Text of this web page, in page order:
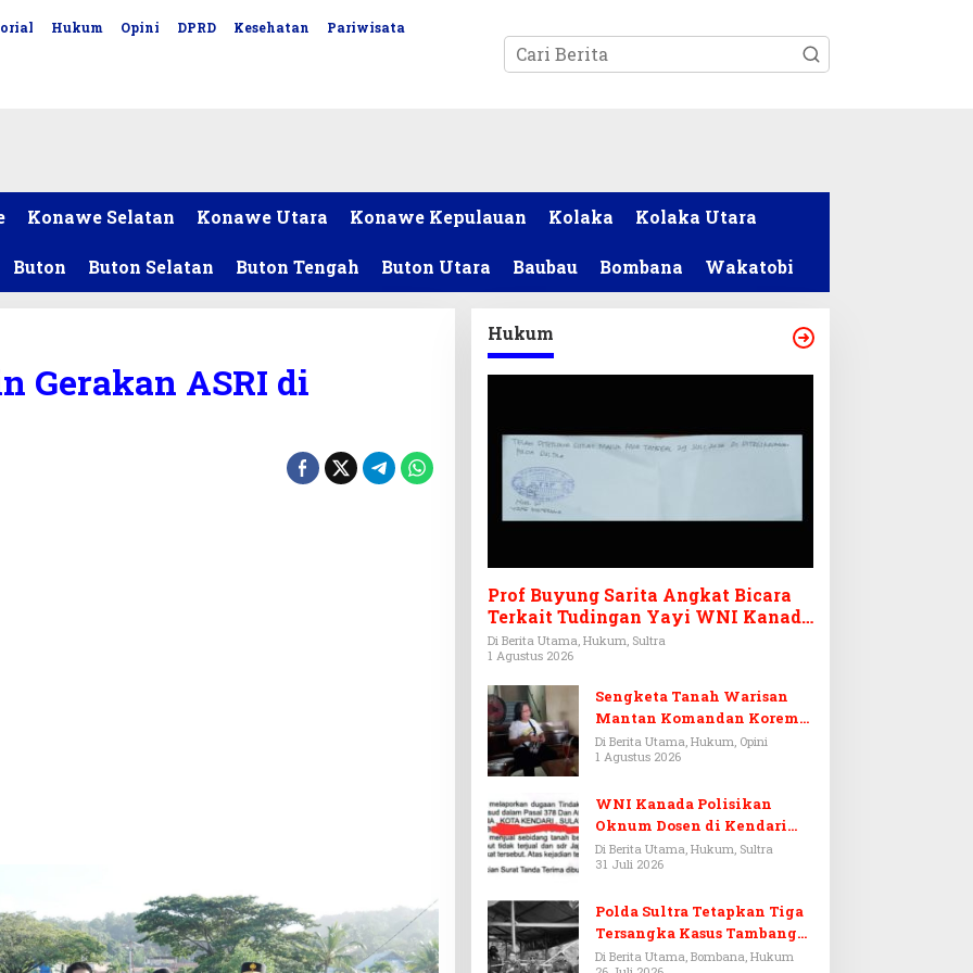
Hukum Opini DPRD Kesehatan Pariwisata
Konawe Selatan Konawe Utara Konawe Kepulauan Kolaka Kolaka Utara
Buton Buton Selatan Buton Tengah Buton Utara Baubau Bombana Wakatobi
Gerakan ASRI di
Hukum
Prof Buyung Sarita Angkat Bicara
Terkait Tudingan Yayi WNI Kanada
Ditagih Utang Rp3,6 Miliar
Di Berita Utama, Hukum, Sultra
1 Agustus 2026
Sengketa Tanah Warisan
Mantan Komandan Korem
143/HO, Ketika Warisan
Menjadi Arena Pemerasan
Di Berita Utama, Hukum, Opini
1 Agustus 2026
WNI Kanada Polisikan
Oknum Dosen di Kendari
Terkait Aset Puluhan Miliar
Di Berita Utama, Hukum, Sultra
31 Juli 2026
Polda Sultra Tetapkan Tiga
Tersangka Kasus Tambang
Emas Ilegal di Bombana
Di Berita Utama, Bombana, Hukum